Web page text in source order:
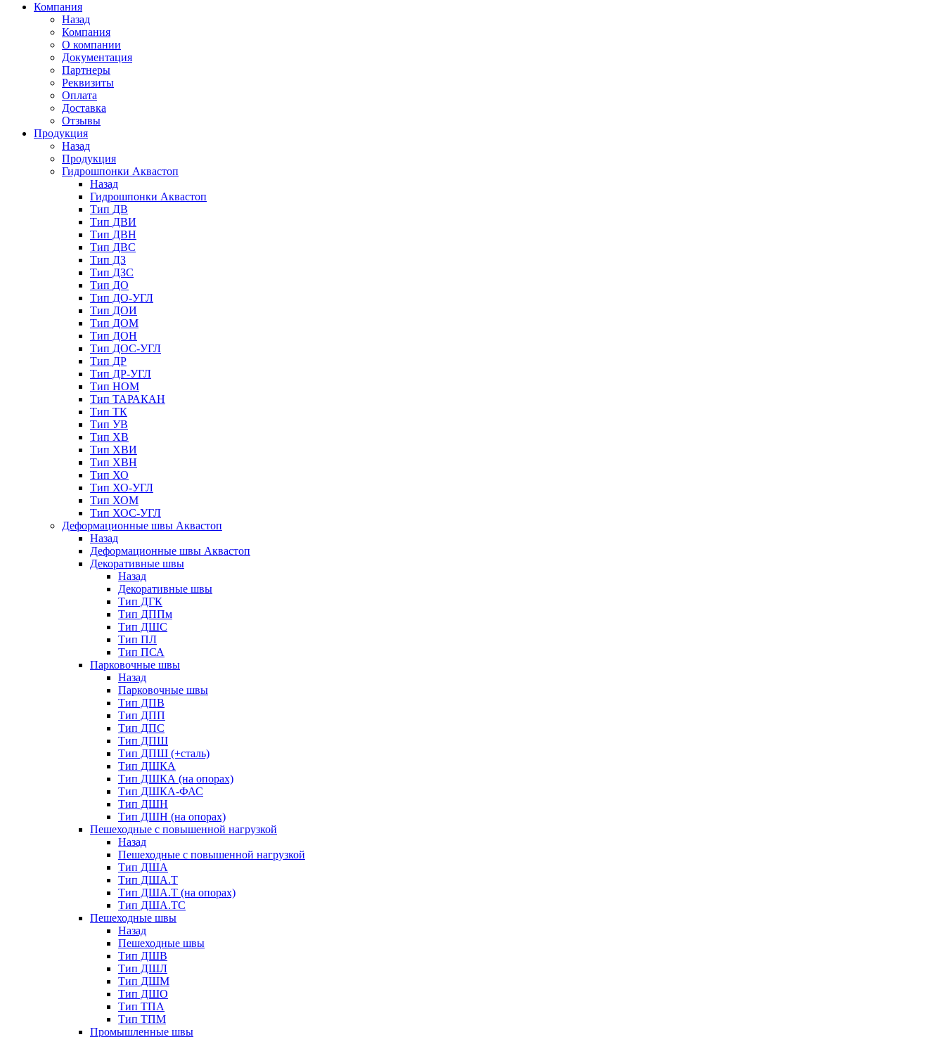
Компания
Назад
Компания
О компании
Документация
Партнеры
Реквизиты
Оплата
Доставка
Отзывы
Продукция
Назад
Продукция
Гидрошпонки Аквастоп
Назад
Гидрошпонки Аквастоп
Тип ДВ
Тип ДВИ
Тип ДВН
Тип ДВС
Тип ДЗ
Тип ДЗС
Тип ДО
Тип ДО-УГЛ
Тип ДОИ
Тип ДОМ
Тип ДОН
Тип ДОС-УГЛ
Тип ДР
Тип ДР-УГЛ
Тип НОМ
Тип ТАРАКАН
Тип ТК
Тип УВ
Тип ХВ
Тип ХВИ
Тип ХВН
Тип ХО
Тип ХО-УГЛ
Тип ХОМ
Тип ХОС-УГЛ
Деформационные швы Аквастоп
Назад
Деформационные швы Аквастоп
Декоративные швы
Назад
Декоративные швы
Тип ДГК
Тип ДППм
Тип ДШС
Тип ПЛ
Тип ПСА
Парковочные швы
Назад
Парковочные швы
Тип ДПВ
Тип ДПП
Тип ДПС
Тип ДПШ
Тип ДПШ (+сталь)
Тип ДШКА
Тип ДШКА (на опорах)
Тип ДШКА-ФАС
Тип ДШН
Тип ДШН (на опорах)
Пешеходные с повышенной нагрузкой
Назад
Пешеходные с повышенной нагрузкой
Тип ДША
Тип ДША.Т
Тип ДША.Т (на опорах)
Тип ДША.ТС
Пешеходные швы
Назад
Пешеходные швы
Тип ДШВ
Тип ДШЛ
Тип ДШМ
Тип ДШО
Тип ТПА
Тип ТПМ
Промышленные швы